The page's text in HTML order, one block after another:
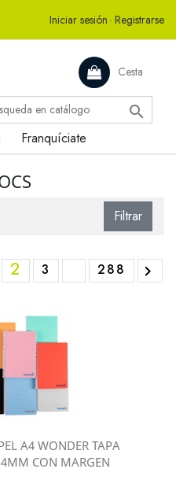
Iniciar sesión · Registrarse
Cesta

Franquíciate
Filtrar
2 3 288 
A4 WONDER TAPA
CON MARGEN